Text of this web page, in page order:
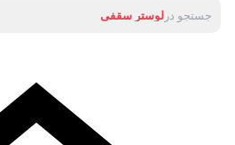
جستجو در لوستر سقفی